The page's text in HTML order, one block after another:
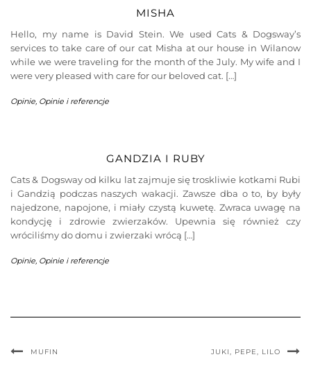
MISHA
Hello, my name is David Stein. We used Cats & Dogsway’s
services to take care of our cat Misha at our house in Wilanow
while we were traveling for the month of the July. My wife and I
were very pleased with care for our beloved cat. […]
Opinie, Opinie i referencje
GANDZIA I RUBY
Cats & Dogsway od kilku lat zajmuje się troskliwie kotkami Rubi
i Gandzią podczas naszych wakacji. Zawsze dba o to, by były
najedzone, napojone, i miały czystą kuwetę. Zwraca uwagę na
kondycję i zdrowie zwierzaków. Upewnia się również czy
wróciliśmy do domu i zwierzaki wrócą […]
Opinie, Opinie i referencje
MUFIN JUKI, PEPE, LILO